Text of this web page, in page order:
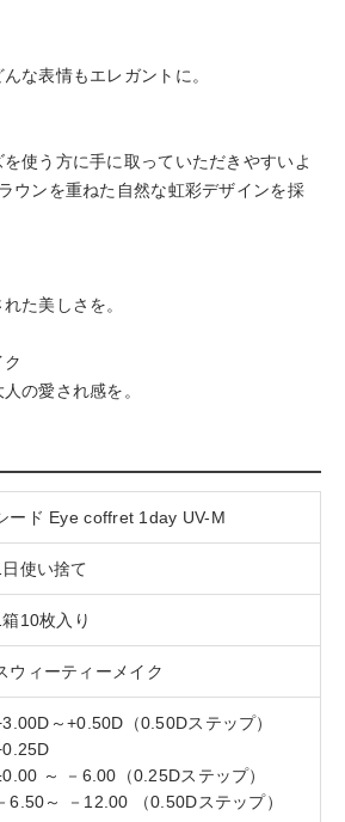
な表情もエレガントに。
使う方に手に取っていただきやすいよ
ウンを重ねた自然な虹彩デザインを採
た美しさを。
の愛され感を。
ード Eye coffret 1day UV-M
日使い捨て
箱10枚入り
ウィーティーメイク
～+0.50D（0.50Dステップ）
～ －6.00（0.25Dステップ）
6.50～ －12.00 （0.50Dステップ）